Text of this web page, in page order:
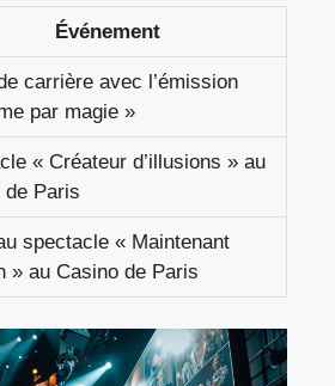
Événement
carrière avec l’émission
par magie »
« Créateur d’illusions » au
de Paris
spectacle « Maintenant
» au Casino de Paris